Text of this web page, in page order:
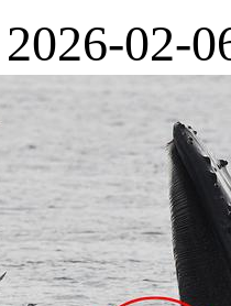
2026-02-